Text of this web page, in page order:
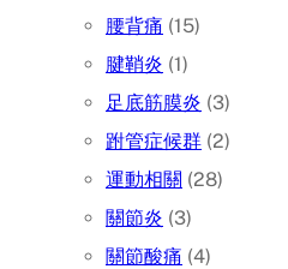
腰背痛 (15)
腱鞘炎 (1)
足底筋膜炎 (3)
跗管症候群 (2)
運動相關 (28)
關節炎 (3)
關節酸痛 (4)